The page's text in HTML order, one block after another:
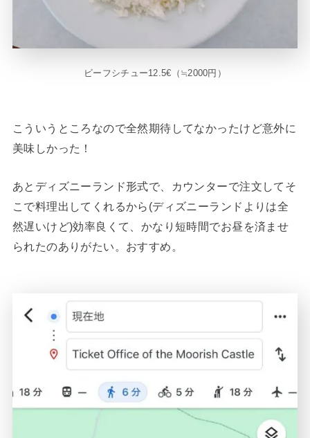
ビーフシチュー12.5€（≒2000円）
こういうところなので全然期待してなかったけど意外に
美味しかった！
あとディズニーランド形式で、カウンターで注文してそ
こで料理出してくれるから(ディズニーランドよりは全
然遅いけど)効率良くて、かなり短時間でお昼を済ませ
られたのありがたい。おすすめ。